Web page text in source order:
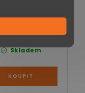
Skladem